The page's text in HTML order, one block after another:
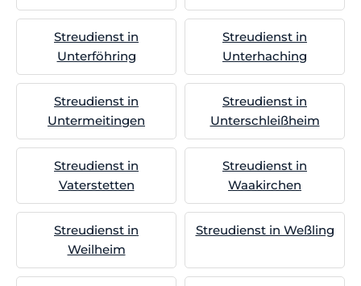
Streudienst in
Unterföhring
Streudienst in
Unterhaching
Streudienst in
Untermeitingen
Streudienst in
Unterschleißheim
Streudienst in
Vaterstetten
Streudienst in
Waakirchen
Streudienst in
Weilheim
Streudienst in Weßling